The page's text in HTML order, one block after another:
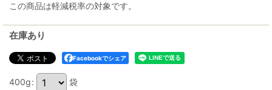
この商品は軽減税率の対象です。
在庫あり
Facebookでシェア
400g: 袋